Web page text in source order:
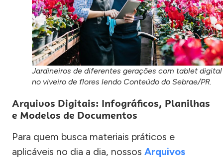
Jardineiros de diferentes gerações com tablet digital
no viveiro de flores lendo Conteúdo do Sebrae/PR.
Arquivos Digitais: Infográficos, Planilhas
e Modelos de Documentos
Para quem busca materiais práticos e
aplicáveis no dia a dia, nossos Arquivos